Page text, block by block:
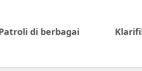
di berbagai